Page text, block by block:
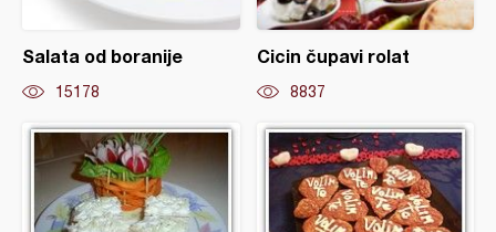
Salata od boranije
15178
Cicin čupavi rolat
8837